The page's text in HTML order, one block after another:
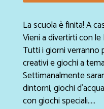
La scuola è finita! A
Vieni a divertirti con le
Tutti i giorni verranno
creativi e giochi a
Settimanalmente
dintorni, giochi
con giochi speciali.....